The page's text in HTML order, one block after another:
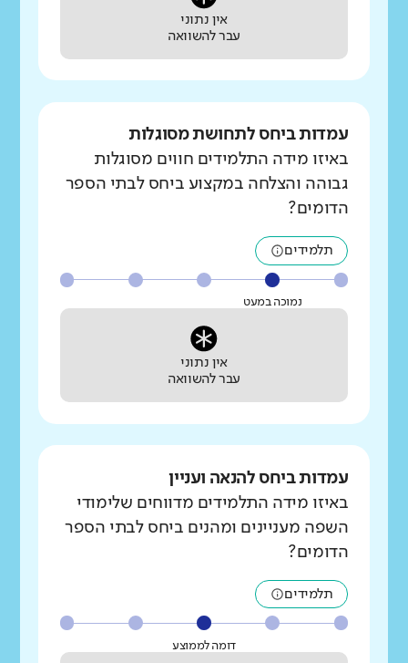
אין נתוני
עבר להשוואה
עמדות ביחס לתחושת מסוגלות
באיזו מידה התלמידים חווים מסוגלות
גבוהה והצלחה במקצוע ביחס לבתי הספר
הדומים?
תלמידים
נמוכה במעט
אין נתוני
עבר להשוואה
עמדות ביחס להנאה ועניין
באיזו מידה התלמידים מדווחים שלימודי
השפה מעניינים ומהנים ביחס לבתי הספר
הדומים?
תלמידים
דומה לממוצע